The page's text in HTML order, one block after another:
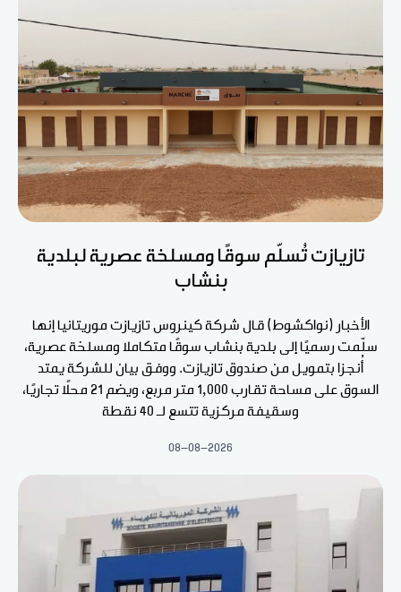
تازيازت تُسلّم سوقًا ومسلخة عصرية لبلدية
بنشاب
الأخبار (نواكشوط) قال شركة كينروس تازيازت موريتانيا إنها
سلّمت رسميًا إلى بلدية بنشاب سوقًا متكاملا ومسلخة عصرية،
أُنجزا بتمويل من صندوق تازيازت. ووفق بيان للشركة يمتد
السوق على مساحة تقارب 1,000 متر مربع، ويضم 21 محلًا تجاريًا،
وسقيفة مركزية تتسع لـ 40 نقطة
08-08-2026